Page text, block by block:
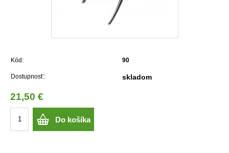
Kód: 90
Dostupnosť: skladom
21,50 €
Do košíka